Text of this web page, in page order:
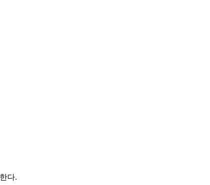
다.